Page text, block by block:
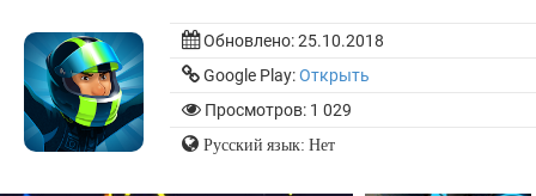
Обновлено:25.10.2018
Google Play:Открыть
Просмотров: 1 029
Русский язык: Нет